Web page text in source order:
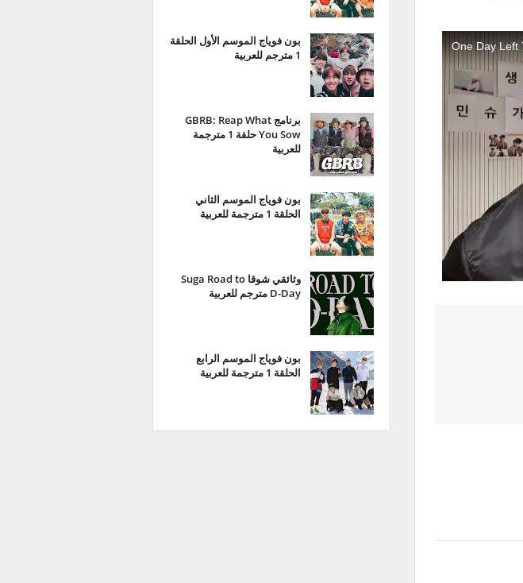
بون فوياج الموسم الأول الحلقة
1 مترجم للعربية
برنامج GBRB: Reap What
You Sow حلقة 1 مترجمة
للعربية
بون فوياج الموسم الثاني
الحلقة 1 مترجمة للعربية
وثائقي شوقا Suga Road to
D-Day مترجم للعربية
بون فوياج الموسم الرابع
الحلقة 1 مترجمة للعربية